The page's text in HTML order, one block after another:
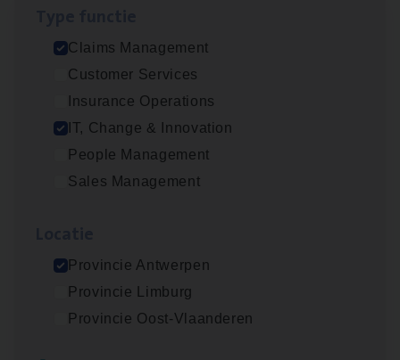
Claims Management
Customer Services
Insurance Operations
IT, Change & Innovation
People Management
Sales Management
Provincie Antwerpen
Provincie Limburg
Provincie Oost-Vlaanderen
Test Ana­lyst
IT, Change & Innovation
Antwerpen
Scha­de Expert Fleet
Busi­ness Analyst